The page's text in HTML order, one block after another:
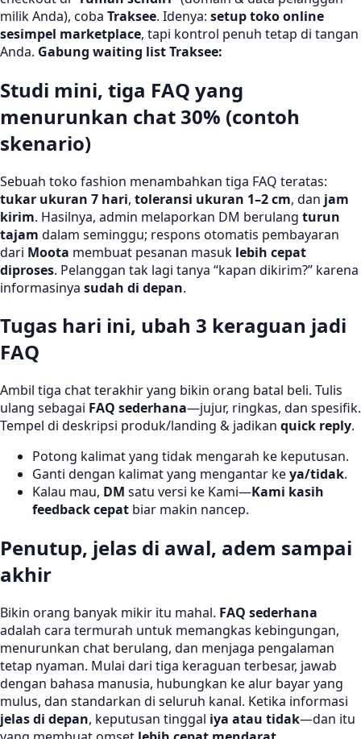
milik Anda), coba Traksee. Idenya: setup toko online
sesimpel marketplace, tapi kontrol penuh tetap di tangan
Anda. Gabung waiting list Traksee:
Studi mini, tiga FAQ yang
menurunkan chat 30% (contoh
skenario)
Sebuah toko fashion menambahkan tiga FAQ teratas:
tukar ukuran 7 hari, toleransi ukuran 1–2 cm, dan jam
kirim. Hasilnya, admin melaporkan DM berulang turun
tajam dalam seminggu; respons otomatis pembayaran
dari Moota membuat pesanan masuk lebih cepat
diproses. Pelanggan tak lagi tanya “kapan dikirim?” karena
informasinya sudah di depan.
Tugas hari ini, ubah 3 keraguan jadi
FAQ
Ambil tiga chat terakhir yang bikin orang batal beli. Tulis
ulang sebagai FAQ sederhana—jujur, ringkas, dan spesifik.
Tempel di deskripsi produk/landing & jadikan quick reply.
Potong kalimat yang tidak mengarah ke keputusan.
Ganti dengan kalimat yang mengantar keya/tidak.
Kalau mau, DM satu versi ke Kami—Kami kasih
feedback cepat biar makin nancep.
Penutup, jelas di awal, adem sampai
akhir
Bikin orang banyak mikir itu mahal. FAQ sederhana
adalah cara termurah untuk memangkas kebingungan,
menurunkan chat berulang, dan menjaga pengalaman
tetap nyaman. Mulai dari tiga keraguan terbesar, jawab
dengan bahasa manusia, hubungkan ke alur bayar yang
mulus, dan standarkan di seluruh kanal. Ketika informasi
jelas di depan, keputusan tinggal iya atau tidak—dan itu